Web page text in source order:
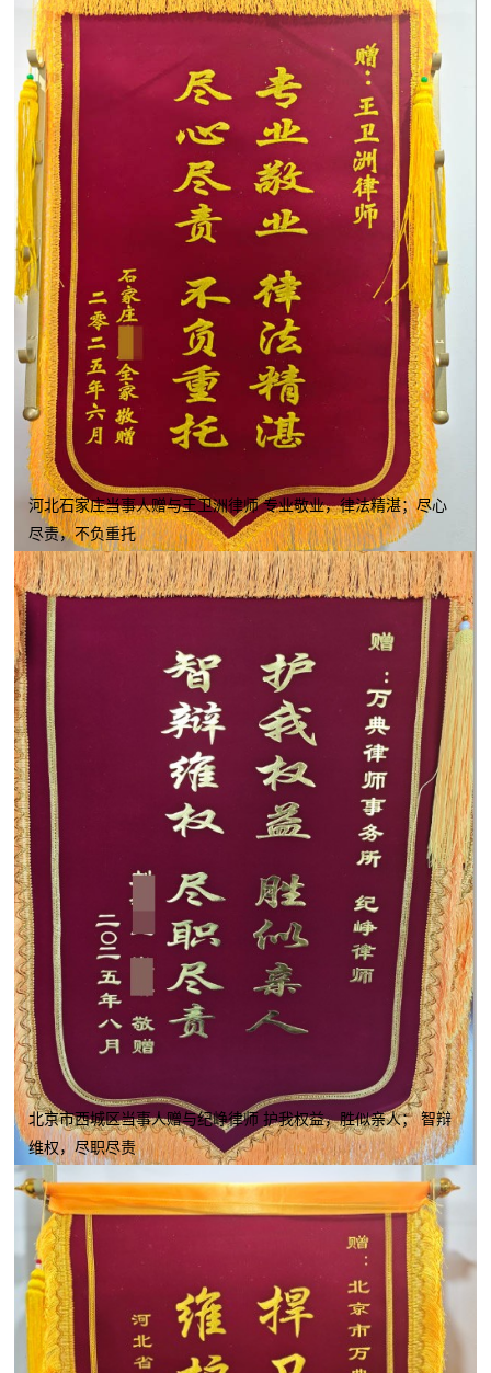
河北石家庄当事人赠与王卫洲律师 专业敬业，律法精湛；尽心
尽责，不负重托
北京市西城区当事人赠与纪峥律师 护我权益，胜似亲人； 智辩
维权，尽职尽责